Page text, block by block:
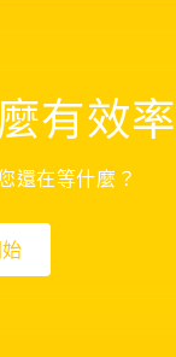
有效率
還在等什麼？